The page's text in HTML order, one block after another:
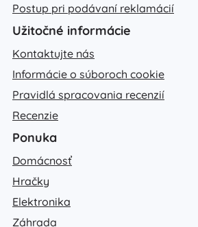
Postup pri podávaní reklamácií
Užitočné informácie
Kontaktujte nás
Informácie o súboroch cookie
Pravidlá spracovania recenzií
Recenzie
Ponuka
Domácnosť
Hračky
Elektronika
Záhrada